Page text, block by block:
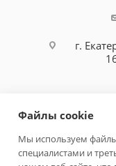
г.
Файлы cookie
Мы используем
специалистами и